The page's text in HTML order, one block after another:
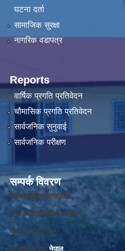
घटना दर्ता
सामाजिक सुरक्षा
नागरिक वडापत्र
Reports
वार्षिक प्रगति प्रतिवेदन
चौमासिक प्रगति प्रतिवेदन
सार्वजनिक सुनुवाई
सार्वजनिक परीक्षण
सम्पर्क विवरण
बेलकोटगढी नगरपालिका ,
नगर कार्यपालिकाको कार्यालय,
बाघखोर नुवाकोट,
बागमती प्रदेश, नेपाल